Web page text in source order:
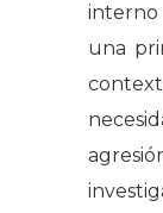
una